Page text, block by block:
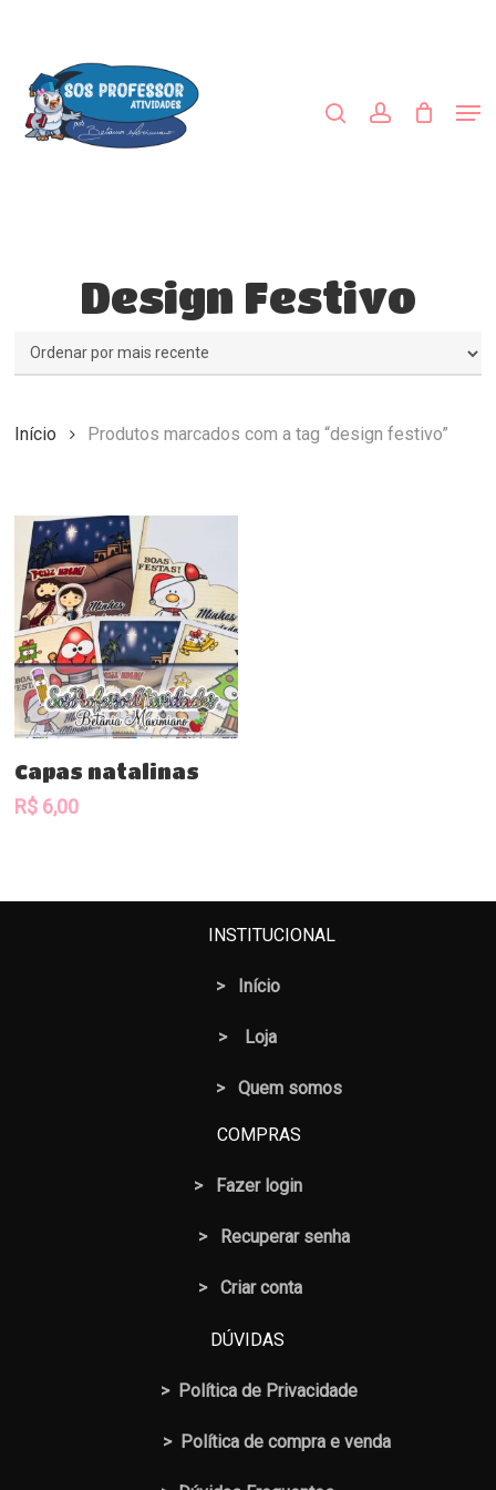
content
Design Festivo
Início Produtos marcados com a tag “design festivo”
Comprar
Capas natalinas
R$ 6,00
INSTITUCIONAL
> Início
> Loja
> Quem somos
COMPRAS
> Fazer login
> Recuperar senha
> Criar conta
DÚVIDAS
> Política de Privacidade
> Política de compra e venda